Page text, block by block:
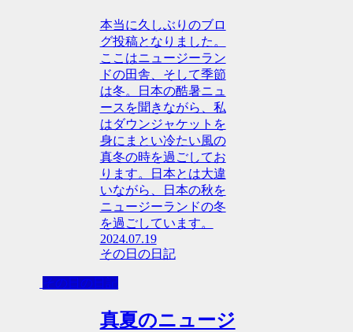
本当に久しぶりのブロ
グ投稿となりました。
ここはニュージーラン
ドの田舎、そして季節
は冬。日本の酷暑ニュ
ースを聞きながら、私
はダウンジャケットを
身にまとい冷たい風の
真冬の時を過ごしてお
ります。日本とは大違
いながら、日本の秋を
ニュージーランドの冬
を過ごしています。
2024.07.19
その日の日記
その日の日記
真夏のニュージ